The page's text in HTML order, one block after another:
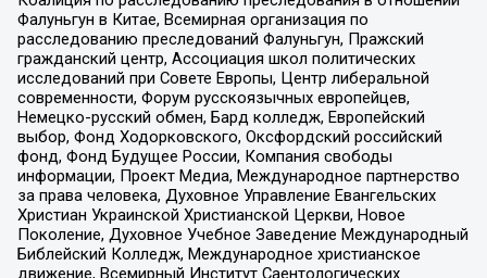
Фалуньгун в Китае, Всемирная организация по
расследованию преследований Фалуньгун, Пражский
гражданский центр, Ассоциация школ политических
исследований при Совете Европы, Центр либеральной
современности, Форум русскоязычных европейцев,
Немецко-русский обмен, Бард колледж, Европейский
выбор, Фонд Ходорковского, Оксфордский российский
фонд, Фонд Будущее России, Компания свободы
информации, Проект Медиа, Международное партнерство
за права человека, Духовное Управление Евангельских
Христиан Украинской Христианской Церкви, Новое
Поколение, Духовное Учебное Заведение Международный
Библейский Колледж, Международное христианское
движение, Всемирный Институт Саентологических